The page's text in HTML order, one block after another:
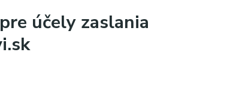
účely zaslania